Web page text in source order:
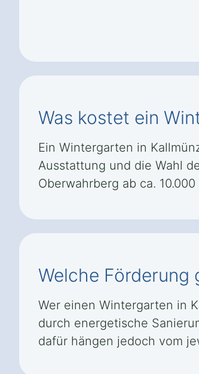
Was kostet ein
Ein Wintergarten in
Ausstattung und die Wahl
Oberwahrberg ab ca.
Welche Förderung
Wer einen Wintergarten in
durch energetische
dafür hängen jedoch vom